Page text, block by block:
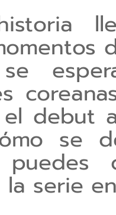
se
debut
se
serie